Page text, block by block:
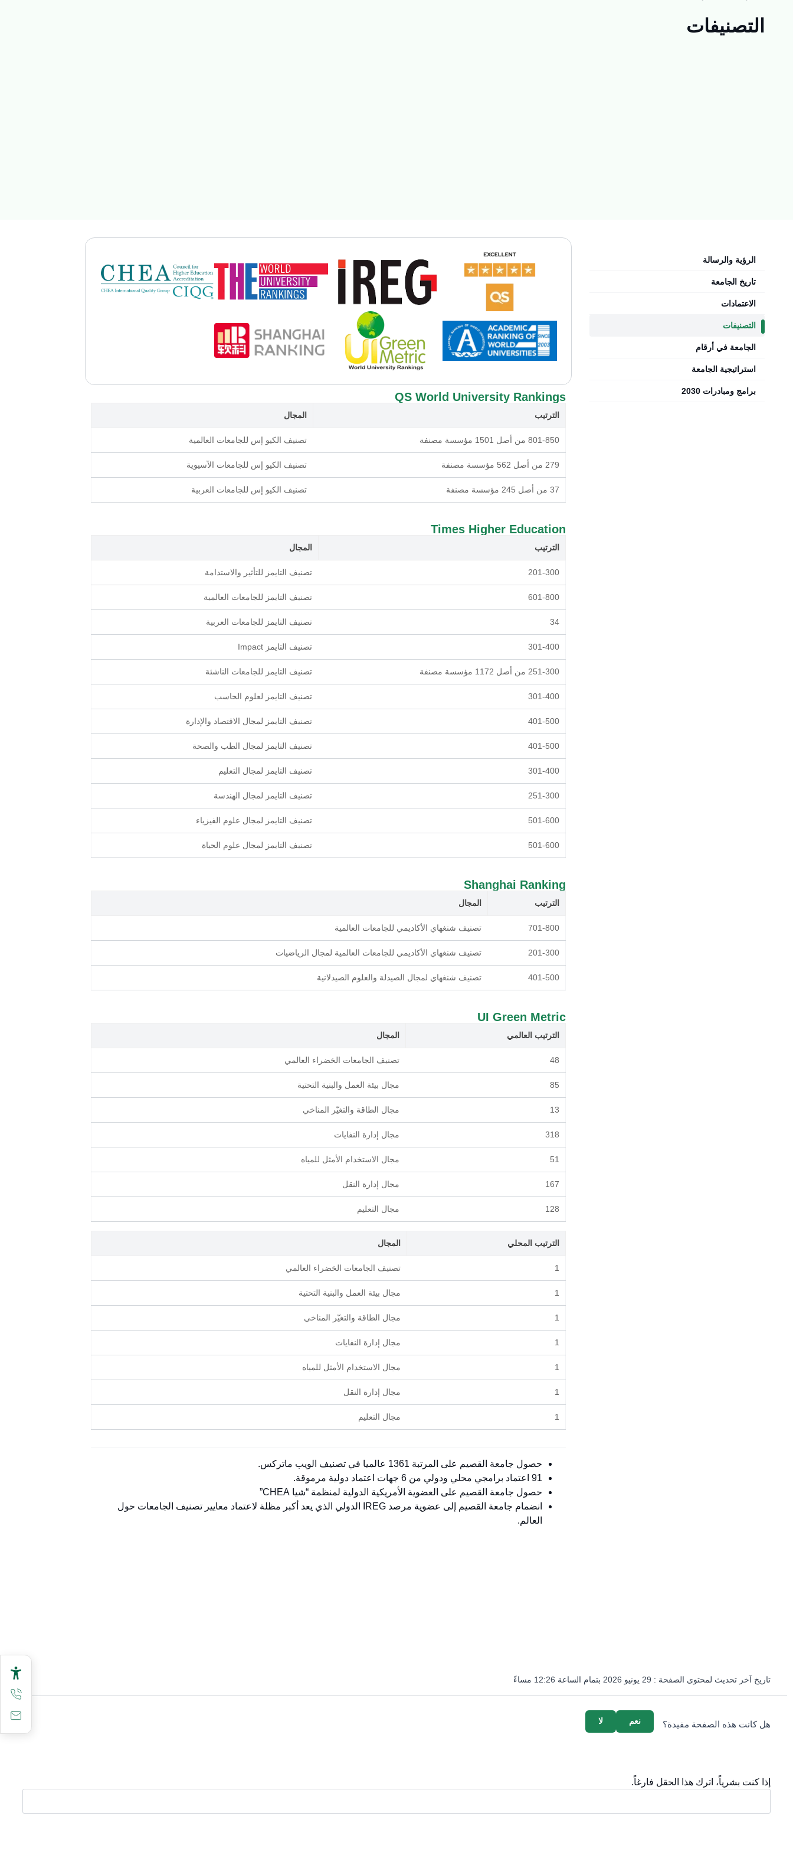
التصنيفات
الرؤية والرسالة
تاريخ الجامعة
الاعتمادات
التصنيفات
الجامعة في أرقام
استراتيجية الجامعة
برامج ومبادرات 2030 QS World University Rankings
الترتيب المجال
801-850 من أصل 1501 مؤسسة مصنفة تصنيف الكيو إس للجامعات العالمية
279 من أصل 562 مؤسسة مصنفة تصنيف الكيو إس للجامعات الآسيوية
37 من أصل 245 مؤسسة مصنفة تصنيف الكيو إس للجامعات العربية
Times Higher Education
الترتيب المجال
201-300 تصنيف التايمز للتأثير والاستدامة
601-800 تصنيف التايمز للجامعات العالمية
34 تصنيف التايمز للجامعات العربية
301-400 تصنيف التايمز Impact
251-300 من أصل 1172 مؤسسة مصنفة تصنيف التايمز للجامعات الناشئة
301-400 تصنيف التايمز لعلوم الحاسب
401-500 تصنيف التايمز لمجال الاقتصاد والإدارة
401-500 تصنيف التايمز لمجال الطب والصحة
301-400 تصنيف التايمز لمجال التعليم
251-300 تصنيف التايمز لمجال الهندسة
501-600 تصنيف التايمز لمجال علوم الفيزياء
501-600 تصنيف التايمز لمجال علوم الحياة
Shanghai Ranking
الترتيب المجال
701-800 تصنيف شنغهاي الأكاديمي للجامعات العالمية
201-300 تصنيف شنغهاي الأكاديمي للجامعات العالمية لمجال الرياضيات
401-500 تصنيف شنغهاي لمجال الصيدلة والعلوم الصيدلانية
UI Green Metric
الترتيب العالمي المجال
48 تصنيف الجامعات الخضراء العالمي
85 مجال بيئة العمل والبنية التحتية
13 مجال الطاقة والتغيّر المناخي
318 مجال إدارة النفايات
51 مجال الاستخدام الأمثل للمياه
167 مجال إدارة النقل
128 مجال التعليم
الترتيب المحلي المجال
1 تصنيف الجامعات الخضراء العالمي
1 مجال بيئة العمل والبنية التحتية
1 مجال الطاقة والتغيّر المناخي
1 مجال إدارة النفايات
1 مجال الاستخدام الأمثل للمياه
1 مجال إدارة النقل
1 مجال التعليم
حصول جامعة القصيم على المرتبة 1361 عالميا في تصنيف الويب ماتركس.
91 اعتماد برامجي محلي ودولي من 6 جهات اعتماد دولية مرموقة.
حصول جامعة القصيم على العضوية الأمريكية الدولية لمنظمة “شيا CHEA”
انضمام جامعة القصيم إلى عضوية مرصد IREG الدولي الذي يعد أكبر مظلة لاعتماد معايير تصنيف الجامعات حول
العالم.
تاريخ آخر تحديث لمحتوى الصفحة : 29 يونيو 2026 بتمام الساعة 12:26 مساءً
هل كانت هذه الصفحة مفيدة؟ لا نعم
إذا كنت بشرياً، اترك هذا الحقل فارغاً.